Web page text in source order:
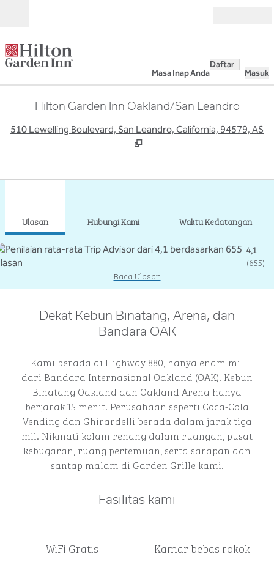
Masa Inap Anda
Daftar
Masuk
Hilton Garden Inn Oakland/San Leandro
510 Lewelling Boulevard, San Leandro, California, 94579, AS
Ulasan Hubungi Kami Waktu Kedatangan
4,1
(655)
Baca Ulasan
Dekat Kebun Binatang, Arena, dan
Bandara OAK
Kami berada di Highway 880, hanya enam mil
dari Bandara Internasional Oakland (OAK). Kebun
Binatang Oakland dan Oakland Arena hanya
berjarak 15 menit. Perusahaan seperti Coca-Cola
Vending dan Ghirardelli berada dalam jarak tiga
mil. Nikmati kolam renang dalam ruangan, pusat
kebugaran, ruang pertemuan, serta sarapan dan
santap malam di Garden Grille kami.
Fasilitas kami
WiFi Gratis Kamar bebas rokok